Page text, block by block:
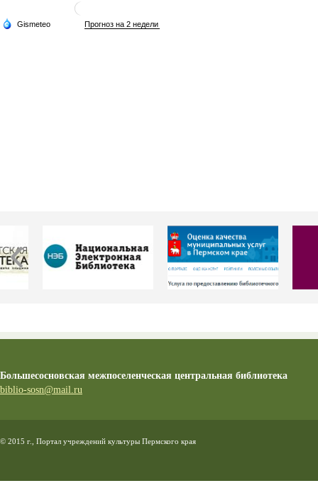
Большесосновская межпоселенческая центральная библиотека
biblio-sosn@mail.ru
© 2015 г., Портал учреждений культуры Пермского края